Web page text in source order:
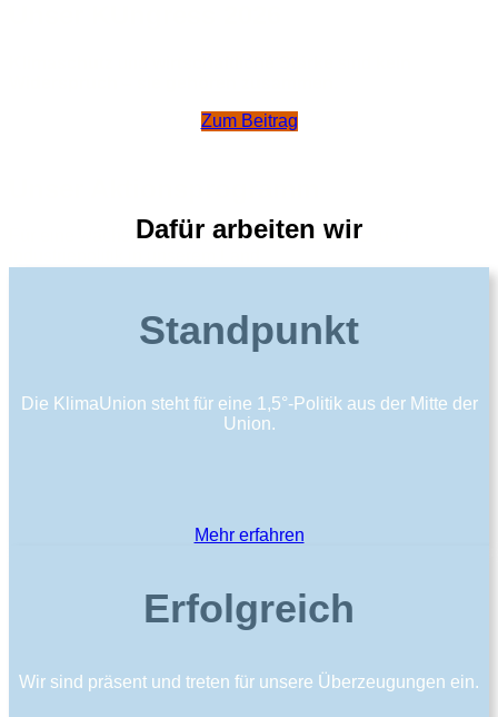
Zum Beitrag
Für eine wachstumsorientierte Klima- Energie- und
Klimaschutz beginnt bei dir!
voran.
Dafür arbeiten wir
Standpunkt
Die KlimaUnion steht für eine 1,5°-Politik aus der Mitte der
Union.
Mehr erfahren
Erfolgreich
Wir sind präsent und treten für unsere Überzeugungen ein.